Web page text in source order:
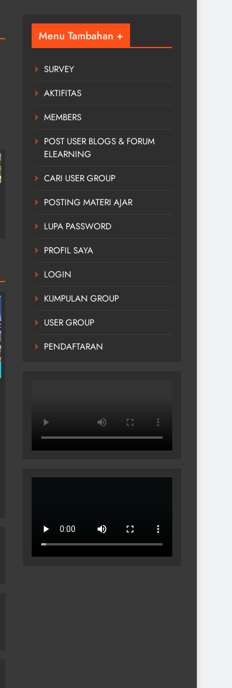
Upacara Hari Kesaktian
Pancasila
3 tahun ago
Menu Tambahan +
SURVEY
AKTIFITAS
MEMBERS
POST USER BLOGS & FORUM
ELEARNING
CARI USER GROUP
POSTING MATERI AJAR
LUPA PASSWORD
PROFIL SAYA
LOGIN
KUMPULAN GROUP
USER GROUP
PENDAFTARAN